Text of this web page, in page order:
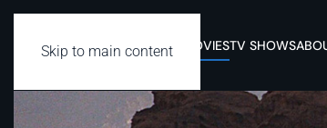
Skip to main content MOVIESTV SHOWS